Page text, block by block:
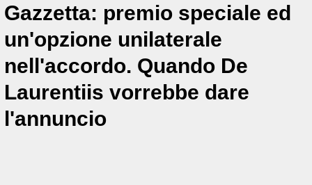
Gazzetta: premio speciale ed
un'opzione unilaterale
nell'accordo. Quando De
Laurentiis vorrebbe dare
l'annuncio